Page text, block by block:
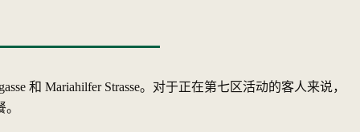
和 Mariahilfer Strasse。对于正在第七区活动的客人来说，